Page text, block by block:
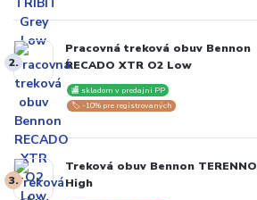
2.
Pracovná treková obuv Bennon
RECADO XTR O2 Low
🏬 skladom v predajni PP
🏷️ -10% pre registrovaných
3.
Treková obuv Bennon TERENNO
High